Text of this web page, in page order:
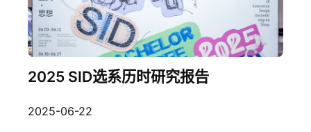
2025 SID选系历时研究报告
2025-06-22